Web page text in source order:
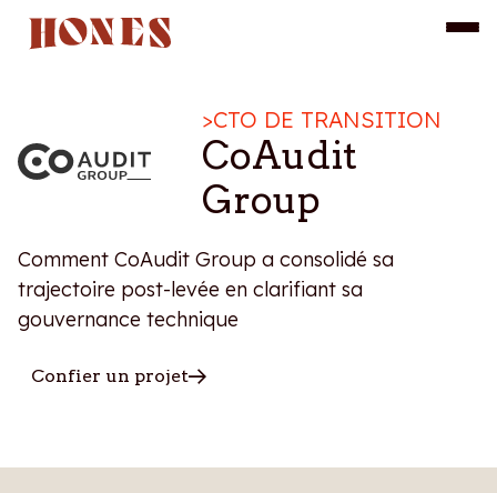
>CTO DE TRANSITION
CoAudit
Group
Comment CoAudit Group a consolidé sa
trajectoire post-levée en clarifiant sa
gouvernance technique
Confier un projet